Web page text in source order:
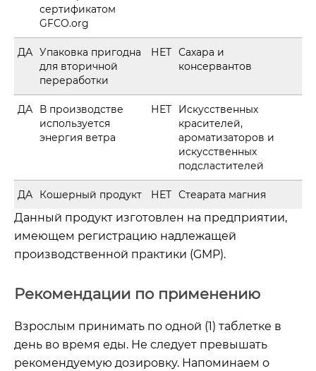
сертификатом
GFCO.org
ДА Упаковка пригодна
для вторичной
переработки
НЕТ Сахара и
консервантов
ДА
В производстве
используется
энергия ветра
НЕТ
Искусственных
красителей,
ароматизаторов и
искусственных
подсластителей
ДА Кошерный продукт НЕТ Стеарата магния
Данный продукт изготовлен на предприятии,
имеющем регистрацию надлежащей
производственной практики (GMP).
Рекомендации по применению
Взрослым принимать по одной (1) таблетке в
день во время еды. Не следует превышать
рекомендуемую дозировку. Напоминаем о